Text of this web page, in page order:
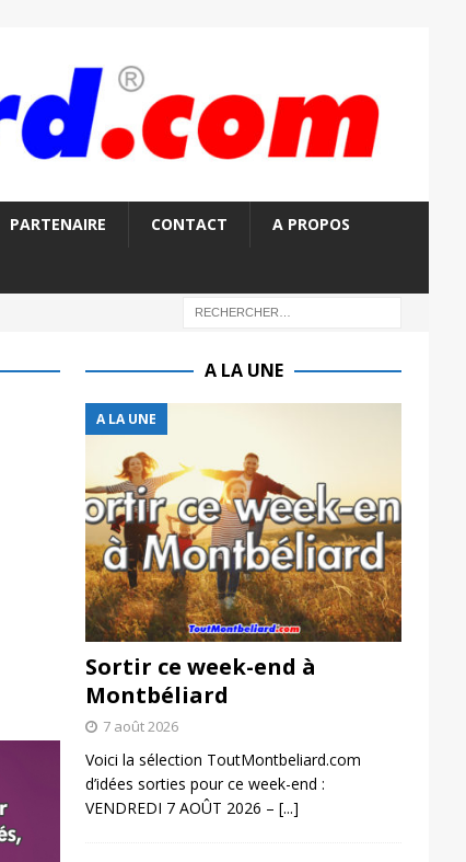
PARTENAIRE CONTACT A PROPOS
A LA UNE
A LA UNE
Sortir ce week-end à
Montbéliard
7 août 2026
Voici la sélection ToutMontbeliard.com
d’idées sorties pour ce week-end :
VENDREDI 7 AOÛT 2026 – [...]